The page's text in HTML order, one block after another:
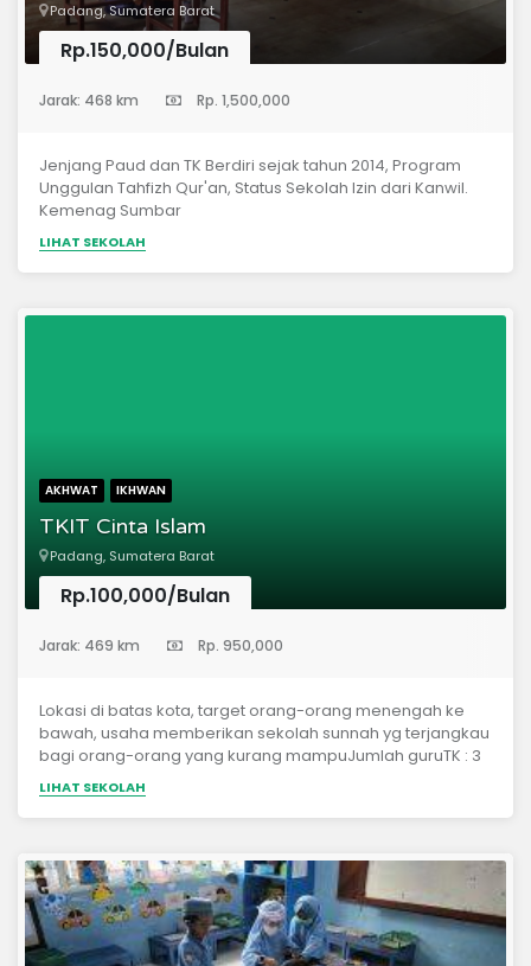
Padang, Sumatera Barat
Rp.150,000/Bulan
Jarak: 468 km Rp. 1,500,000
Jenjang Paud dan TK Berdiri sejak tahun 2014, Program
Unggulan Tahfizh Qur'an, Status Sekolah Izin dari Kanwil.
Kemenag Sumbar
LIHAT SEKOLAH
AKHWAT IKHWAN
TKIT Cinta Islam
Padang, Sumatera Barat
Rp.100,000/Bulan
Jarak: 469 km Rp. 950,000
Lokasi di batas kota, target orang-orang menengah ke
bawah, usaha memberikan sekolah sunnah yg terjangkau
bagi orang-orang yang kurang mampuJumlah guruTK : 3
ORANG, SD : 6Jumlah muridTK 28 ORANGSD KELAS 1: 22 ORG,
KELAS 2 : 18 ORG, Luas tanah : TK 100M2 (NGONTRAK TANAH
PJKA 1.500.000 SETAHUNSD : 500 M2 Tanah wakafÂ Status
AKREDITASI SD sedang pengurusan izin,
LIHAT SEKOLAH